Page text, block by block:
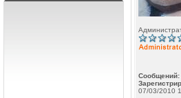
Сообщений:
07/03/2010